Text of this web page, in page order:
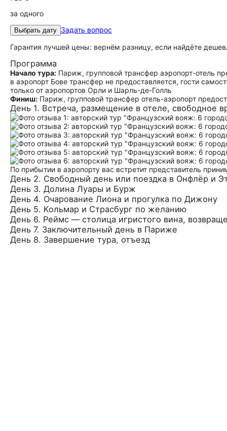
за одного
Выбрать дату Задать вопрос
Гарантия лучшей цены: вернём разницу, если найдёте
Программа
Начало тура: Париж, групповой трансфер аэропорт-отель
в аэропорт Бове трансфер не предоставляется, гости
только от аэропортов Орли и Шарль-де-Голль
Финиш: Париж, групповой трансфер отель-аэропорт
День 1. Встреча, размещение в отеле, свободное
По прибытии в аэропорту вас встретит представитель
День 2. Свободный день или поездка в Онфлёр и
День 3. Долина Луары и Бурж
День 4. Очарование Лиона и прогулка по Дижону
День 5. Кольмар и Страсбург по желанию
День 6. Реймс — столица игристого вина,
День 7. Заключительный день в Париже
День 8. Завершение тура, отъезд